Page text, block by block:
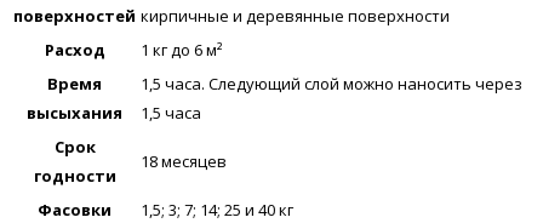
поверхностей кирпичные и деревянные поверхности
Расход
1 кг до 6 м²
Время
высыхания
1,5 часа. Следующий слой можно наносить через
1,5 часа
Срок
годности
18 месяцев
Фасовки 1,5; 3; 7; 14; 25 и 40 кг